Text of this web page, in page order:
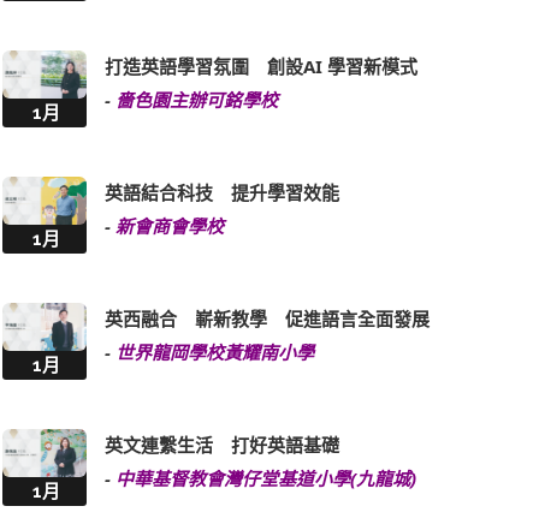
1月
打造英語學習氛圍 創設AI 學習新模式
- 嗇色園主辦可銘學校
1月
英語結合科技 提升學習效能
- 新會商會學校
1月
英西融合 嶄新教學 促進語言全面發展
- 世界龍岡學校黃耀南小學
1月
英文連繫生活 打好英語基礎
- 中華基督教會灣仔堂基道小學(九龍城)